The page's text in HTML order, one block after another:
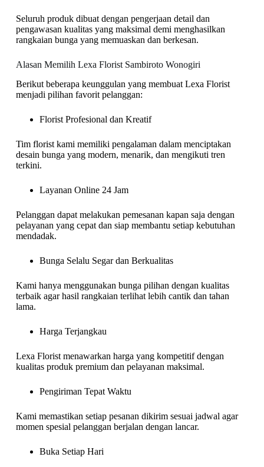
Seluruh produk dibuat dengan pengerjaan detail dan
pengawasan kualitas yang maksimal demi menghasilkan
rangkaian bunga yang memuaskan dan berkesan.
Alasan Memilih Lexa Florist Sambiroto Wonogiri
Berikut beberapa keunggulan yang membuat Lexa Florist
menjadi pilihan favorit pelanggan:
Florist Profesional dan Kreatif
Tim florist kami memiliki pengalaman dalam menciptakan
desain bunga yang modern, menarik, dan mengikuti tren
terkini.
Layanan Online 24 Jam
Pelanggan dapat melakukan pemesanan kapan saja dengan
pelayanan yang cepat dan siap membantu setiap kebutuhan
mendadak.
Bunga Selalu Segar dan Berkualitas
Kami hanya menggunakan bunga pilihan dengan kualitas
terbaik agar hasil rangkaian terlihat lebih cantik dan tahan
lama.
Harga Terjangkau
Lexa Florist menawarkan harga yang kompetitif dengan
kualitas produk premium dan pelayanan maksimal.
Pengiriman Tepat Waktu
Kami memastikan setiap pesanan dikirim sesuai jadwal agar
momen spesial pelanggan berjalan dengan lancar.
Buka Setiap Hari